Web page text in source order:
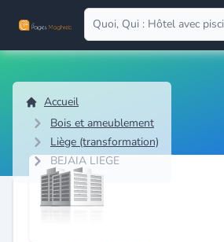
Accueil
Bois et ameublement
Liège (transformation)
BEJAIA LIEGE